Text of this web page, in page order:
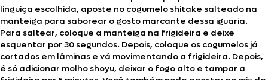
linguiça escolhida, aposte no cogumelo shitake salteado na
manteiga para saborear o gosto marcante dessa iguaria.
Para saltear, coloque a manteiga na frigideira e deixe
esquentar por 30 segundos. Depois, coloque os cogumelos já
cortados em lâminas e vá movimentando a frigideira. Depois,
é só adicionar molho shoyu, deixar o fogo alto e tampar a